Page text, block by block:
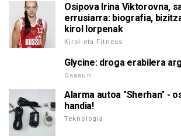
Osipova Irina Viktorovna,
errusiarra: biografia,
kirol lorpenak
Kirol eta Fitness
Glycine: droga erabilera
Osasun
Alarma autoa "Sherhan" -
handia!
Teknologia